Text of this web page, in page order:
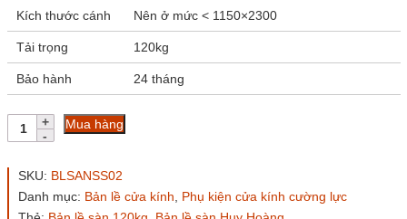
Kích thước cánh Nên ở mức < 1150×2300
Tải trọng 120kg
Bảo hành 24 tháng
Bản
lề
Huy
SS02
Mua hàng
SKU: BLSANSS02
Danh mục: Bản lề cửa kính
Phụ kiện cửa kính cường lực